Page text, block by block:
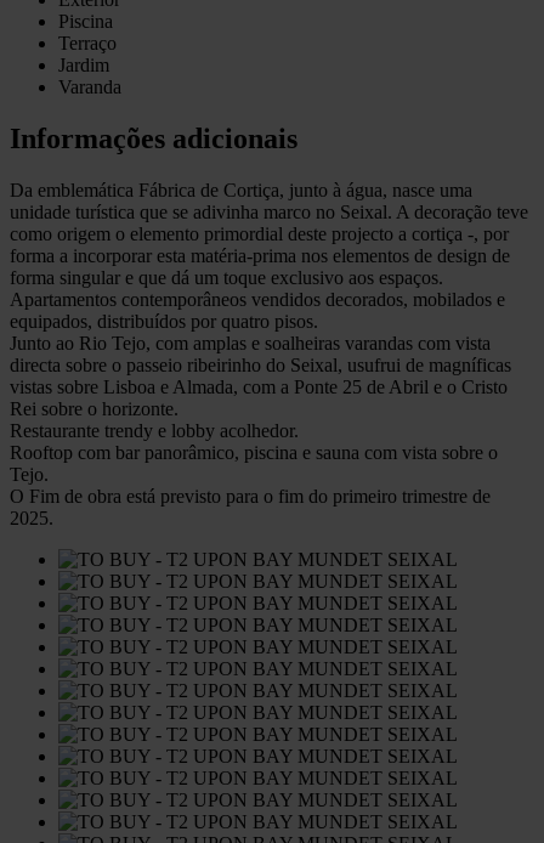
Piscina
Terraço
Jardim
Varanda
Informações adicionais
Da emblemática Fábrica de Cortiça, junto à água, nasce uma
unidade turística que se adivinha marco no Seixal. A decoração teve
como origem o elemento primordial deste projecto a cortiça -, por
forma a incorporar esta matéria-prima nos elementos de design de
forma singular e que dá um toque exclusivo aos espaços.
Apartamentos contemporâneos vendidos decorados, mobilados e
equipados, distribuídos por quatro pisos.
Junto ao Rio Tejo, com amplas e soalheiras varandas com vista
directa sobre o passeio ribeirinho do Seixal, usufrui de magníficas
vistas sobre Lisboa e Almada, com a Ponte 25 de Abril e o Cristo
Rei sobre o horizonte.
Restaurante trendy e lobby acolhedor.
Rooftop com bar panorâmico, piscina e sauna com vista sobre o
Tejo.
O Fim de obra está previsto para o fim do primeiro trimestre de
2025.